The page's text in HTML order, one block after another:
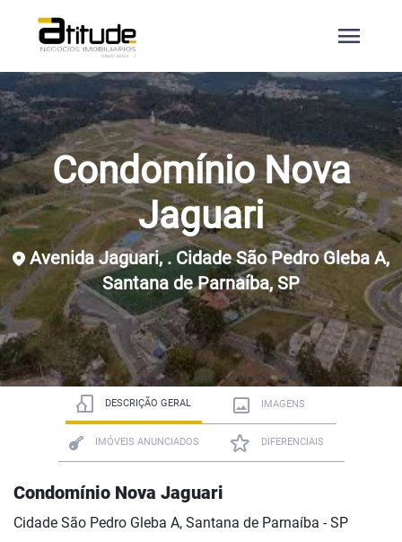
menu
Condomínio Nova
Jaguari
Avenida Jaguari, . Cidade São Pedro Gleba A,
Santana de Parnaíba, SP
DESCRIÇÃO GERAL IMAGENS
IMÓVEIS ANUNCIADOS DIFERENCIAIS
Condomínio Nova Jaguari
Cidade São Pedro Gleba A, Santana de Parnaíba - SP